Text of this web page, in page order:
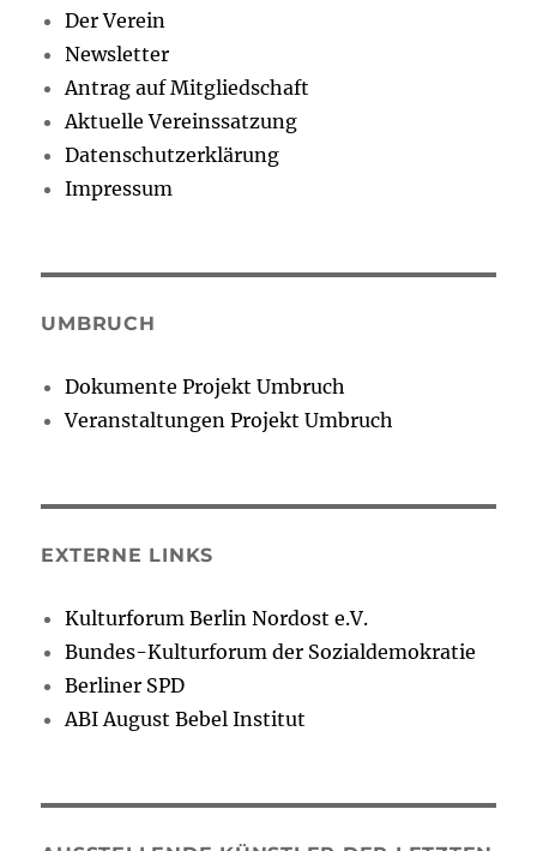
Der Verein
Newsletter
Antrag auf Mitgliedschaft
Aktuelle Vereinssatzung
Datenschutzerklärung
Impressum
UMBRUCH
Dokumente Projekt Umbruch
Veranstaltungen Projekt Umbruch
EXTERNE LINKS
Kulturforum Berlin Nordost e.V.
Bundes-Kulturforum der Sozialdemokratie
Berliner SPD
ABI August Bebel Institut